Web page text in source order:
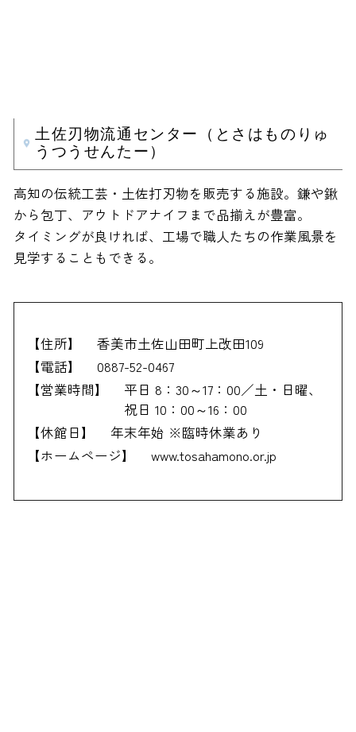
土佐刃物流通センター（とさはものりゅ
うつうせんたー）
高知の伝統工芸・土佐打刃物を販売する施設。鎌や鍬
から包丁、アウトドアナイフまで品揃えが豊富。
タイミングが良ければ、工場で職人たちの作業風景を
見学することもできる。
【住所】
香美市土佐山田町上改田109
【電話】
0887-52-0467
【営業時間】
平日 8：30～17：00／土・日曜、
祝日 10：00～16：00
【休館日】
年末年始 ※臨時休業あり
【ホームページ】
www.tosahamono.or.jp